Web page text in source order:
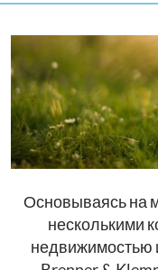
Основываясь на
несколькими
недвижимостью